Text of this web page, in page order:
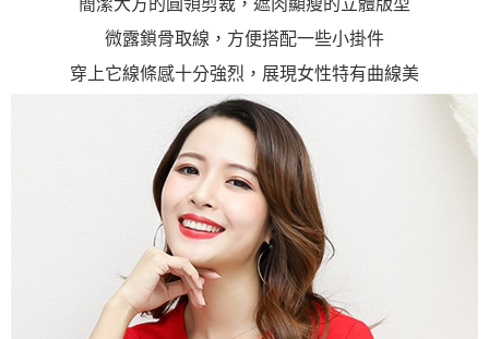
時審查核予不同之上限額度；若仍有額度不足之情形，本公司將視審查結果
請求用戶進行身份認證。
５．嚴禁一人註冊多個帳號或使用他人資訊註冊。若發現惡意使用之情形，
恩沛科技股份有限公司將有權停止該用戶之使用額度並採取法律行動。
微露鎖骨取線，方便搭配一些小掛件
穿上它線條感十分強烈，展現女性特有曲線美